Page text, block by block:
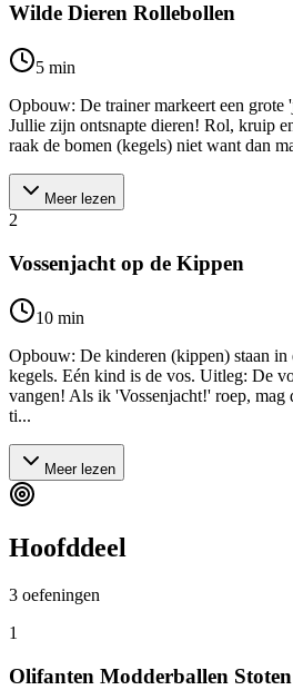
Wilde Dieren Rollebollen
5 min
Opbouw: De trainer markeert een grote
Jullie zijn ontsnapte dieren! Rol, kruip
raak de bomen (kegels) niet want dan
Meer lezen
2
Vossenjacht op de Kippen
10 min
Opbouw: De kinderen (kippen) staan in
kegels. Eén kind is de vos. Uitleg: De
vangen! Als ik 'Vossenjacht!' roep, mag
ti...
Meer lezen
Hoofddeel
3 oefeningen
1
Olifanten Modderballen Stoten